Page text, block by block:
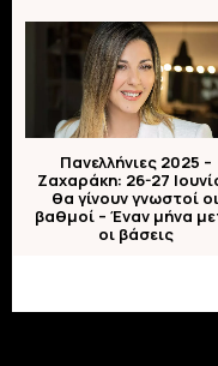
Πανελλήνιες 2025 –
Ζαχαράκη: 26-27
θα γίνουν γνωστοί οι
βαθμοί – Έναν μήνα
οι βάσεις